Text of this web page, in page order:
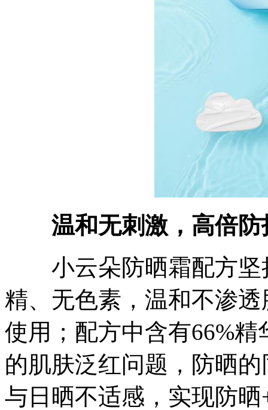
温和无刺激，高倍防
小云朵防晒霜配方坚
精、无色素，温和不渗
使用；配方中含有66%
的肌肤泛红问题，防晒
与日晒不适感，实现防